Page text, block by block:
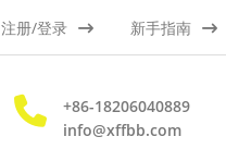
注册/登录 新手指南
+86-18206040889
info@xffbb.com